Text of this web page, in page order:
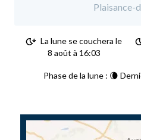
Plaisance-
La lune se couchera le
8 août à 16:03
Phase de la lune : 🌘